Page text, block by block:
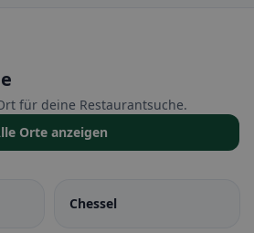
für deine Restaurantsuche.
Orte anzeigen
Chessel